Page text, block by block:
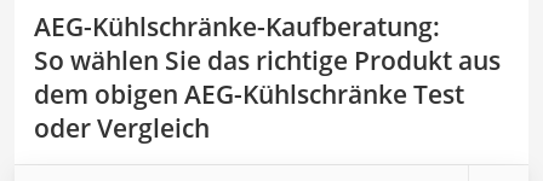
AEG-Kühlschränke-Kaufberatung:
So wählen Sie das richtige Produkt aus
dem obigen AEG-Kühlschränke Test
oder Vergleich